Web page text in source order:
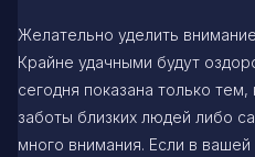
Желательно уделить
Крайне удачными будут
сегодня показана только тем,
заботы близких людей либо
много внимания. Если в